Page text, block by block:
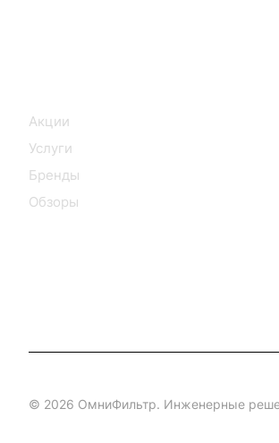
Акции
Услуги
Бренды
Обзоры
© 2026 ОмниФильтр. Инженерные